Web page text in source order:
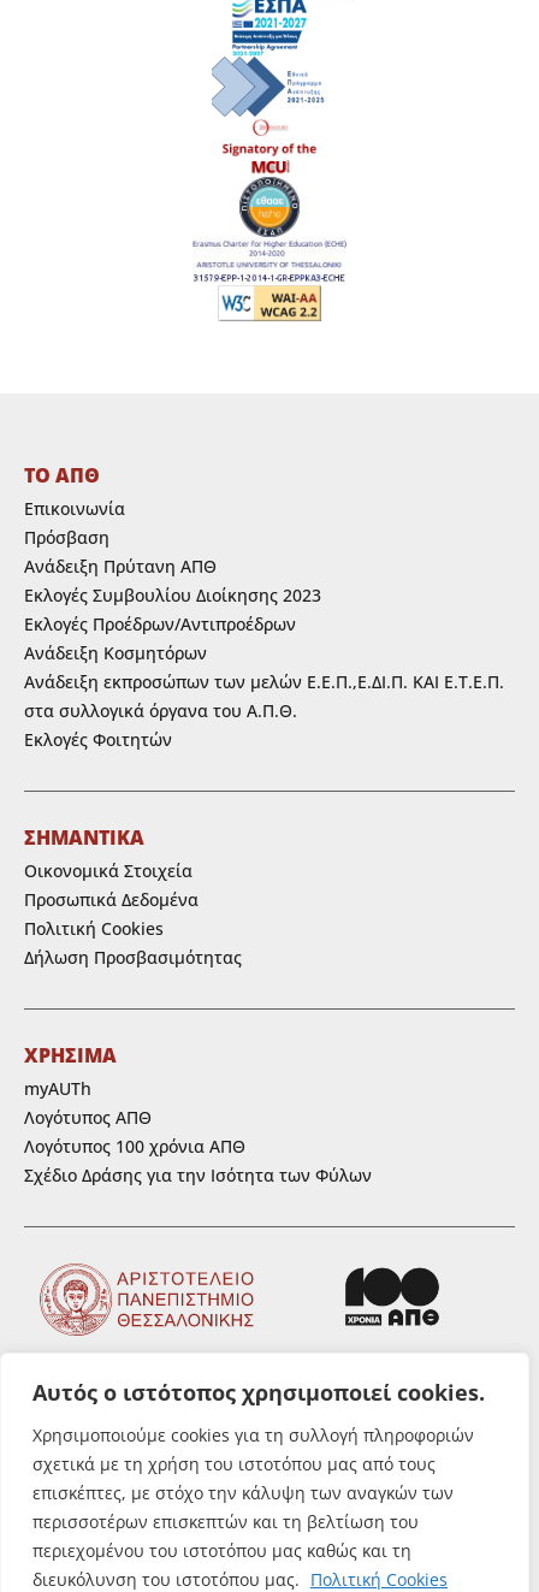
Αυτός ο ιστότοπος χρησιμοποιεί cookies.
Χρησιμοποιούμε cookies για τη συλλογή πληροφοριών
σχετικά με τη χρήση του ιστοτόπου μας από τους
επισκέπτες, με στόχο την κάλυψη των αναγκών των
περισσοτέρων επισκεπτών και τη βελτίωση του
περιεχομένου του ιστοτόπου μας καθώς και τη
διευκόλυνση του ιστοτόπου μας. Πολιτική Cookies
ΤΟ ΑΠΘ
Επικοινωνία
Πρόσβαση
Ανάδειξη Πρύτανη ΑΠΘ
Εκλογές Συμβουλίου Διοίκησης 2023
Εκλογές Προέδρων/Αντιπροέδρων
Ανάδειξη Κοσμητόρων
Ανάδειξη εκπροσώπων των μελών Ε.Ε.Π.,Ε.ΔΙ.Π. ΚΑΙ Ε.Τ.Ε.Π.
στα συλλογικά όργανα του Α.Π.Θ.
Εκλογές Φοιτητών
ΣΗΜΑΝΤΙΚΑ
Οικονομικά Στοιχεία
Προσωπικά Δεδομένα
Πολιτική Cookies
Δήλωση Προσβασιμότητας
ΧΡΗΣΙΜΑ
myAUTh
Λογότυπος ΑΠΘ
Λογότυπος 100 χρόνια ΑΠΘ
Σχέδιο Δράσης για την Ισότητα των Φύλων
© Αριστοτέλειο Πανεπιστήμιο